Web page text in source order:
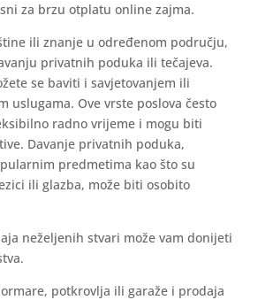
za brzu otplatu online zajma.
ili znanje u određenom području,
privatnih poduka ili tečajeva.
se baviti i savjetovanjem ili
uslugama. Ove vrste poslova često
radno vrijeme i mogu biti
Davanje privatnih poduka,
predmetima kao što su
ili glazba, može biti osobito
neželjenih stvari može vam donijeti
potkrovlja ili garaže i prodaja